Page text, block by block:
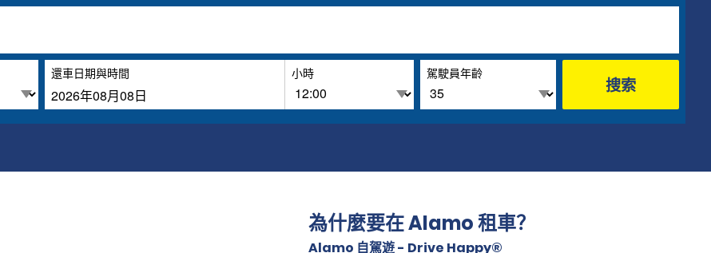
還車日期與時間 小時 駕駛員年齡
搜索
為什麼要在 Alamo 租車？
Alamo 自駕遊 - Drive Happy®